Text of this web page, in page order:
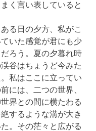
く言い表していると
る日の夕方、私がこ
いた感覚が君にも少
ろう。夏の夕暮れ時
谷はちょうど今みた
私はここに立ってい
には、二つの世界、
界との間に横たわる
するような溝が大き
。その茫々と広がる